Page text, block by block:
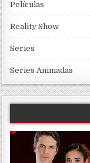
Películas
Reality Show
Series
Series Animadas